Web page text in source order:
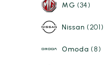
MG (34)
Nissan (201)
Omoda (8)